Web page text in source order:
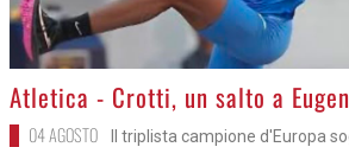
>
Atletica - Crotti, un salto a
04 AGOSTO
Il triplista campione d'Europa